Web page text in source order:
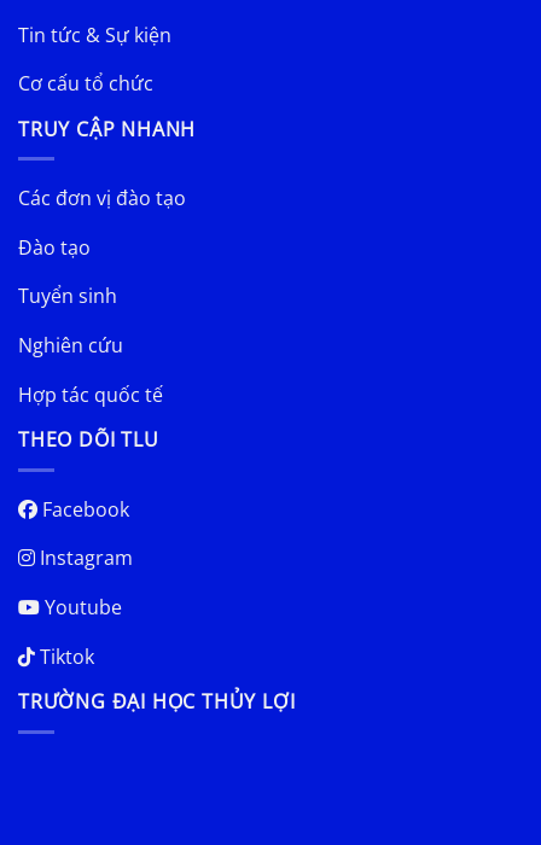
Tin tức & Sự kiện
Cơ cấu tổ chức
TRUY CẬP NHANH
Các đơn vị đào tạo
Đào tạo
Tuyển sinh
Nghiên cứu
Hợp tác quốc tế
THEO DÕI TLU
Facebook
Instagram
Youtube
Tiktok
TRƯỜNG ĐẠI HỌC THỦY LỢI